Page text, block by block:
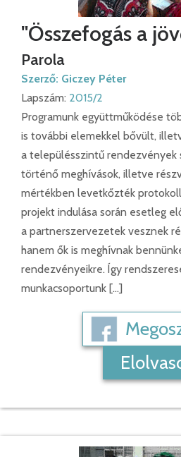
"Összefogás a
Parola
Szerző: Giczey Péter
Lapszám: 2015/2
Programunk együttműködése
is további elemekkel bővült,
a településszintű rendezvények
történő meghívások, illetve
mértékben levetkőzték
projekt indulása során esetleg
a partnerszervezetek vesznek
hanem ők is meghívnak
rendezvényeikre. Így
munkacsoportunk […]